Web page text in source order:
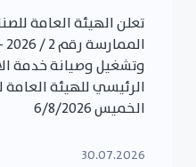
تعلن الهيئة العامة
وتشغيل وصيانة خدمة
الرئيسي للهيئة
الخميس 6/8/2026
30.07.2026